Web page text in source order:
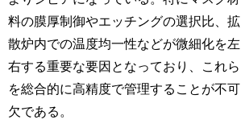
料の膜厚制御やエッチングの選択比、拡
散炉内での温度均一性などが微細化を左
右する重要な要因となっており、これら
を総合的に高精度で管理することが不可
欠である。